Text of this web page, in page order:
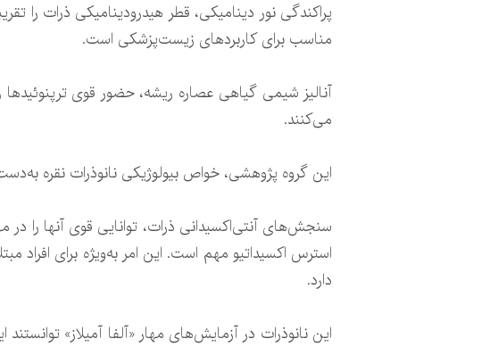
مناسب برای کاربردهای زیست‌پزشکی است.
آنالیز شیمی گیاهی عصاره ریشه، حضور قوی
می‌کنند.
این گروه پژوهشی، خواص بیولوژیکی نانوذرات نقره
سنجش‌های آنتی‌اکسیدانی ذرات، توانایی قوی آنها را در
استرس اکسیداتیو مهم است. این امر به‌ویژه برای افراد
دارد.
این نانوذرات در آزمایش‌های مهار «آلفا آمیلاز»